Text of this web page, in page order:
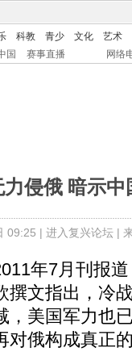
科教 青少 文化
艺术
国 赛事直播 网络
侵俄 暗示中
09:25 | 进入复兴论坛|
年7月刊报道
撰文指出，冷
，美国军力也
对俄构成真正